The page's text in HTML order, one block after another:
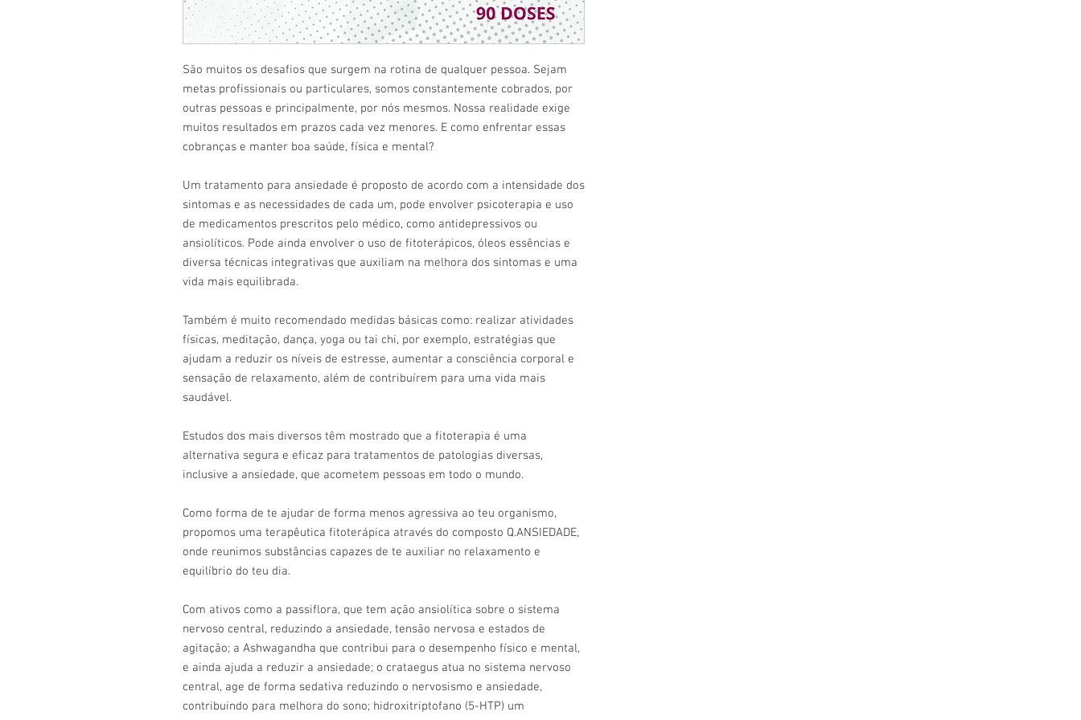
São muitos os desafios que surgem na rotina de qualquer pessoa. Sejam
metas profissionais ou particulares, somos constantemente cobrados, por
outras pessoas e principalmente, por nós mesmos. Nossa realidade exige
muitos resultados em prazos cada vez menores. E como enfrentar essas
cobranças e manter boa saúde, física e mental?
Um tratamento para ansiedade é proposto de acordo com a intensidade dos
sintomas e as necessidades de cada um, pode envolver psicoterapia e uso
de medicamentos prescritos pelo médico, como antidepressivos ou
ansiolíticos. Pode ainda envolver o uso de fitoterápicos, óleos essências e
diversa técnicas integrativas que auxiliam na melhora dos sintomas e uma
vida mais equilibrada.
Também é muito recomendado medidas básicas como: realizar atividades
físicas, meditação, dança, yoga ou tai chi, por exemplo, estratégias que
ajudam a reduzir os níveis de estresse, aumentar a consciência corporal e
sensação de relaxamento, além de contribuírem para uma vida mais
saudável.
Estudos dos mais diversos têm mostrado que a fitoterapia é uma
alternativa segura e eficaz para tratamentos de patologias diversas,
inclusive a ansiedade, que acometem pessoas em todo o mundo.
Como forma de te ajudar de forma menos agressiva ao teu organismo,
propomos uma terapêutica fitoterápica através do composto Q.ANSIEDADE,
onde reunimos substâncias capazes de te auxiliar no relaxamento e
equilíbrio do teu dia.
Com ativos como a passiflora, que tem ação ansiolítica sobre o sistema
nervoso central, reduzindo a ansiedade, tensão nervosa e estados de
agitação; a Ashwagandha que contribui para o desempenho físico e mental,
e ainda ajuda a reduzir a ansiedade; o crataegus atua no sistema nervoso
central, age de forma sedativa reduzindo o nervosismo e ansiedade,
contribuindo para melhora do sono; hidroxitriptofano (5-HTP) um